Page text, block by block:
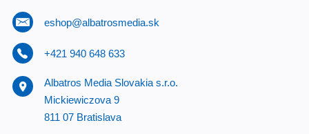
eshop@albatrosmedia.sk
+421 940 648 633
Albatros Media Slovakia s.r.o.
Mickiewiczova 9
811 07 Bratislava